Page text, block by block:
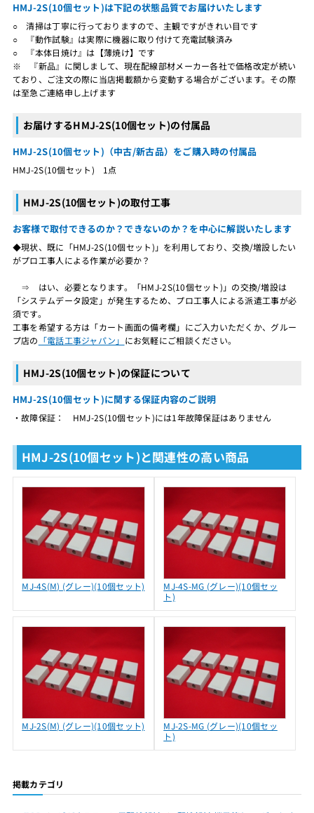
HMJ-2S(10個セット)は下記の状態品質でお届けいたします
○ 清掃は丁寧に行っておりますので、主観ですがきれい目です
○ 『動作試験』は実際に機器に取り付けて充電試験済み
○ 『本体日焼け』は【薄焼け】です
※ 『新品』に関しまして、現在配線部材メーカー各社で価格改定が続い
ており、ご注文の際に当店掲載額から変動する場合がございます。その際
は至急ご連絡申し上げます
お届けするHMJ-2S(10個セット)の付属品
HMJ-2S(10個セット)（中古/新古品）をご購入時の付属品
HMJ-2S(10個セット) 1点
HMJ-2S(10個セット)の取付工事
お客様で取付できるのか？できないのか？を中心に解説いたします
◆現状、既に「HMJ-2S(10個セット)」を利用しており、交換/増設したい
がプロ工事人による作業が必要か？
⇒ はい、必要となります。「HMJ-2S(10個セット)」の交換/増設は
「システムデータ設定」が発生するため、プロ工事人による派遣工事が必
須です。
工事を希望する方は「カート画面の備考欄」にご入力いただくか、グルー
プ店の 「電話工事ジャパン」 にお気軽にご相談ください。
HMJ-2S(10個セット)の保証について
HMJ-2S(10個セット)に関する保証内容のご説明
・故障保証： HMJ-2S(10個セット)には1年故障保証はありません
HMJ-2S(10個セット)と関連性の高い商品
MJ-4S(M) (グレー)(10個セット)
MJ-4S-MG (グレー)(10個セッ
ト)
MJ-2S(M) (グレー)(10個セット)
MJ-2S-MG (グレー)(10個セッ
ト)
掲載カテゴリ